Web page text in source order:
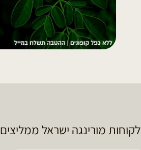
לקוחות מורינגה ישראל ממליצים